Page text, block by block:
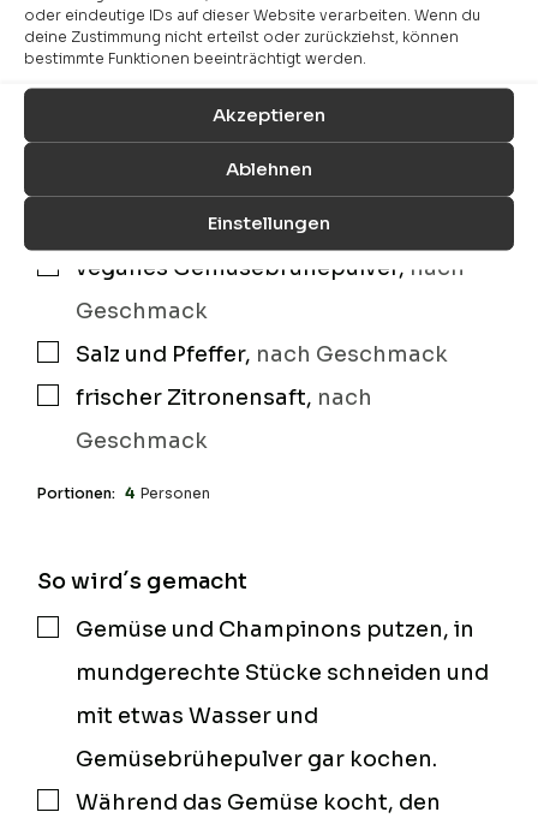
oder eindeutige IDs auf dieser Website verarbeiten. Wenn du
deine Zustimmung nicht erteilst oder zurückziehst, können
bestimmte Funktionen beeinträchtigt werden.
Akzeptieren
Ablehnen
Einstellungen
▢150 g Erbsen,gefroren
Für die Soße:
▢500mlFlüssigkeit
▢1LiterPflanzenmilch
Margarine
Weizenmehl
▢
veganes Gemüsebrühepulver, nach
Geschmack
▢
Salz und Pfeffer, nach Geschmack
▢
frischer Zitronensaft, nach
Geschmack
Portionen: 4 Personen
So wird´s gemacht
▢
Gemüse und Champinons putzen, in
mundgerechte Stücke schneiden und
mit etwas Wasser und
Gemüsebrühepulver gar kochen.
▢
Während das Gemüse kocht, den